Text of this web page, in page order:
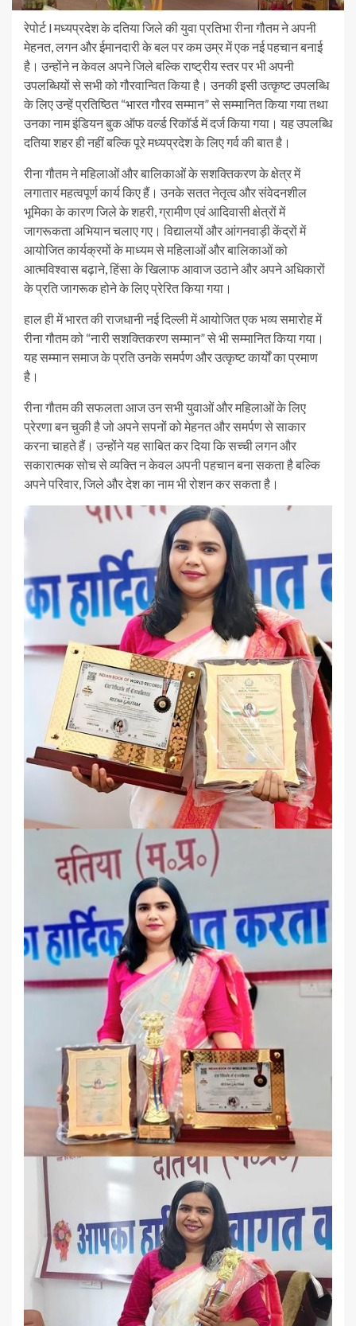
रेपोर्ट l मध्यप्रदेश के दतिया जिले की युवा प्रतिभा रीना गौतम ने अपनी
मेहनत, लगन और ईमानदारी के बल पर कम उम्र में एक नई पहचान बनाई
है। उन्होंने न केवल अपने जिले बल्कि राष्ट्रीय स्तर पर भी अपनी
उपलब्धियों से सभी को गौरवान्वित किया है। उनकी इसी उत्कृष्ट उपलब्धि
के लिए उन्हें प्रतिष्ठित “भारत गौरव सम्मान” से सम्मानित किया गया तथा
उनका नाम इंडियन बुक ऑफ वर्ल्ड रिकॉर्ड में दर्ज किया गया। यह उपलब्धि
दतिया शहर ही नहीं बल्कि पूरे मध्यप्रदेश के लिए गर्व की बात है।
रीना गौतम ने महिलाओं और बालिकाओं के सशक्तिकरण के क्षेत्र में
लगातार महत्वपूर्ण कार्य किए हैं। उनके सतत नेतृत्व और संवेदनशील
भूमिका के कारण जिले के शहरी, ग्रामीण एवं आदिवासी क्षेत्रों में
जागरूकता अभियान चलाए गए। विद्यालयों और आंगनवाड़ी केंद्रों में
आयोजित कार्यक्रमों के माध्यम से महिलाओं और बालिकाओं को
आत्मविश्वास बढ़ाने, हिंसा के खिलाफ आवाज उठाने और अपने अधिकारों
के प्रति जागरूक होने के लिए प्रेरित किया गया।
हाल ही में भारत की राजधानी नई दिल्ली में आयोजित एक भव्य समारोह में
रीना गौतम को “नारी सशक्तिकरण सम्मान” से भी सम्मानित किया गया।
यह सम्मान समाज के प्रति उनके समर्पण और उत्कृष्ट कार्यों का प्रमाण
है।
रीना गौतम की सफलता आज उन सभी युवाओं और महिलाओं के लिए
प्रेरणा बन चुकी है जो अपने सपनों को मेहनत और समर्पण से साकार
करना चाहते हैं। उन्होंने यह साबित कर दिया कि सच्ची लगन और
सकारात्मक सोच से व्यक्ति न केवल अपनी पहचान बना सकता है बल्कि
अपने परिवार, जिले और देश का नाम भी रोशन कर सकता है।